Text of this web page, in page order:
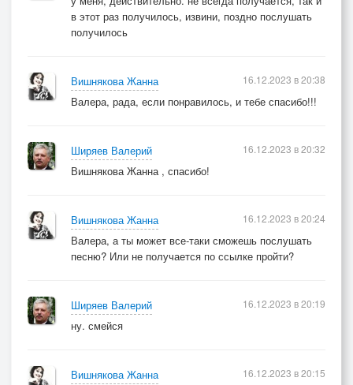
в этот раз получилось, извини, поздно послушать
получилось
Вишнякова Жанна
Валера, рада, если понравилось, и тебе спасибо!!!
16.12.2023 в 20:38
Ширяев Валерий
Вишнякова Жанна , спасибо!
16.12.2023 в 20:32
Вишнякова Жанна
Валера, а ты может все-таки сможешь послушать
песню? Или не получается по ссылке пройти?
16.12.2023 в 20:24
Ширяев Валерий
ну. смейся
16.12.2023 в 20:19
Вишнякова Жанна
16.12.2023 в 20:15